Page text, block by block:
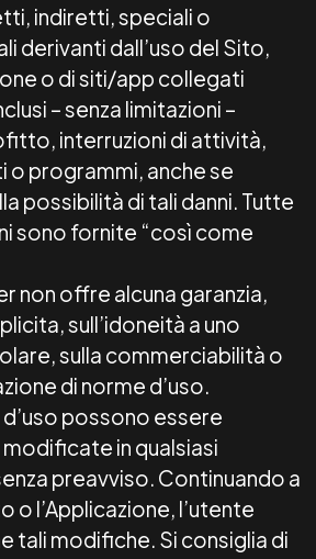
indiretti, speciali o
derivanti dall’uso del Sito,
o di siti/app collegati
– senza limitazioni –
interruzioni di attività,
o programmi, anche se
possibilità di tali danni. Tutte
sono fornite “così come
non offre alcuna garanzia,
sull’idoneità a uno
sulla commerciabilità o
di norme d’uso.
possono essere
in qualsiasi
preavviso. Continuando a
o l’Applicazione, l’utente
tali modifiche. Si consiglia di